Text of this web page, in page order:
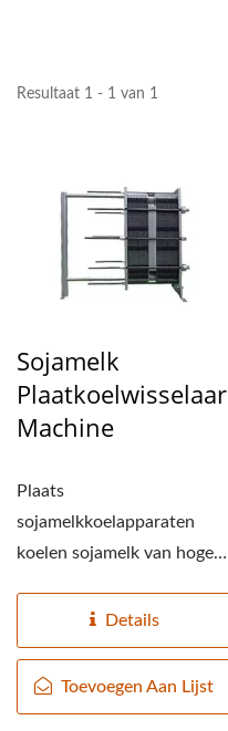
Resultaat 1 - 1 van 1
Sojamelk
Plaatkoelwisselaar
Machine
Plaats
sojamelkkoelapparaten
koelen sojamelk van hoge
sojamelkfabrikanten...
Details
Toevoegen Aan Lijst